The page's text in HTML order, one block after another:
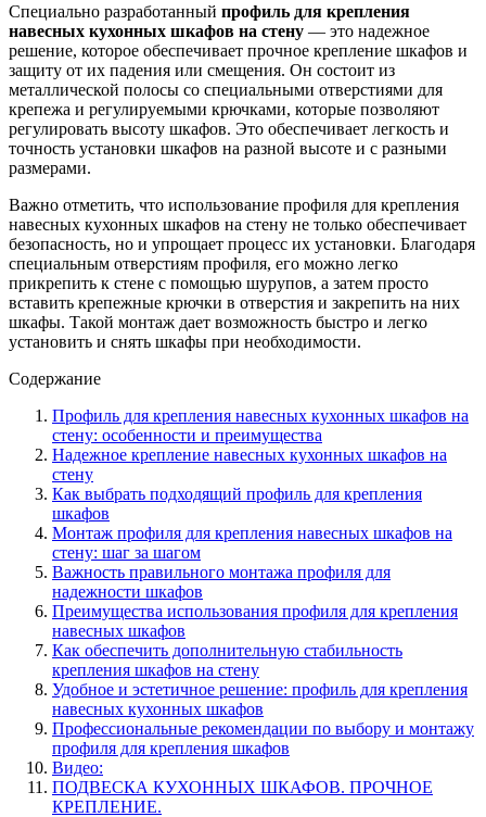
Специально разработанный профиль для крепления
навесных кухонных шкафов на стену — это надежное
решение, которое обеспечивает прочное крепление шкафов и
защиту от их падения или смещения. Он состоит из
металлической полосы со специальными отверстиями для
крепежа и регулируемыми крючками, которые позволяют
регулировать высоту шкафов. Это обеспечивает легкость и
точность установки шкафов на разной высоте и с разными
размерами.
Важно отметить, что использование профиля для крепления
навесных кухонных шкафов на стену не только обеспечивает
безопасность, но и упрощает процесс их установки. Благодаря
специальным отверстиям профиля, его можно легко
прикрепить к стене с помощью шурупов, а затем просто
вставить крепежные крючки в отверстия и закрепить на них
шкафы. Такой монтаж дает возможность быстро и легко
установить и снять шкафы при необходимости.
Содержание
Профиль для крепления навесных кухонных шкафов на
стену: особенности и преимущества
Надежное крепление навесных кухонных шкафов на
стену
Как выбрать подходящий профиль для крепления
шкафов
Монтаж профиля для крепления навесных шкафов на
стену: шаг за шагом
Важность правильного монтажа профиля для
надежности шкафов
Преимущества использования профиля для крепления
навесных шкафов
Как обеспечить дополнительную стабильность
крепления шкафов на стену
Удобное и эстетичное решение: профиль для крепления
навесных кухонных шкафов
Профессиональные рекомендации по выбору и монтажу
профиля для крепления шкафов
Видео:
ПОДВЕСКА КУХОННЫХ ШКАФОВ. ПРОЧНОЕ
КРЕПЛЕНИЕ.